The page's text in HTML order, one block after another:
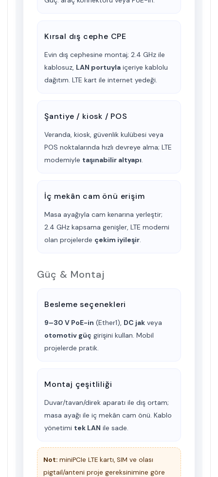
Kırsal dış cephe CPE
Evin dış cephesine montaj; 2.4 GHz ile
kablosuz, LAN portuyla içeriye kablolu
dağıtım. LTE kart ile internet yedeği.
Şantiye / kiosk / POS
Veranda, kiosk, güvenlik kulübesi veya
POS noktalarında hızlı devreye alma; LTE
modemiyle taşınabilir altyapı.
İç mekân cam önü erişim
Masa ayağıyla cam kenarına yerleştir;
2.4 GHz kapsama genişler, LTE modemi
olan projelerde çekim iyileşir.
Güç & Montaj
Besleme seçenekleri
9–30 V PoE-in (Ether1), DC jak veya
otomotiv güç girişini kullan. Mobil
projelerde pratik.
Montaj çeşitliliği
Duvar/tavan/direk aparatı ile dış ortam;
masa ayağı ile iç mekân cam önü. Kablo
yönetimi tek LAN ile sade.
Not: miniPCIe LTE kartı, SIM ve olası
pigtail/anteni proje gereksinimine göre